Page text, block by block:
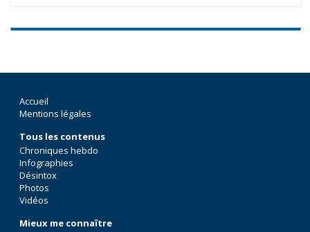
Accueil
Mentions légales
Tous les contenus
Chroniques hebdo
Infographies
Désintox
Photos
Vidéos
Mieux me connaître